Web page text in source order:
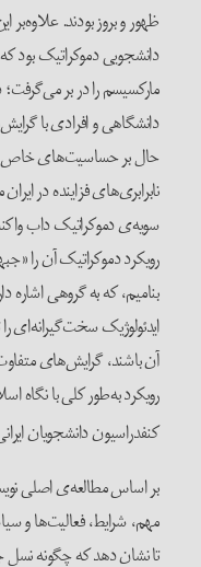
ظهور و بروز بودند.
دانشجویی دموکراتیک بود
مارکسیسم را در بر
دانشگاهی و افرادی با
حال بر حساسیت‌های خاص
نابرابری‌های فزاینده در
سویه‌ی دموکراتیک داب
رویکرد دموکراتیک آن را
بنامیم، که به گروهی
ایدئولوژیک سخت‌گیرانه‌ای
آن باشند، گرایش‌های
رویکرد به‌طور کلی با
کنفدراسیون دانشجویان
بر اساس مطالعه‌ی اصلی
مهم، شرایط، فعالیت‌ها و
تا نشان دهد که چگونه